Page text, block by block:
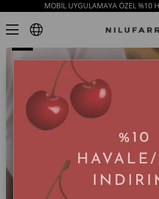
MOBİL UYGULAMAYA ÖZEL %10
Bonnie Lila Kroko Deri Kadın Sandalet